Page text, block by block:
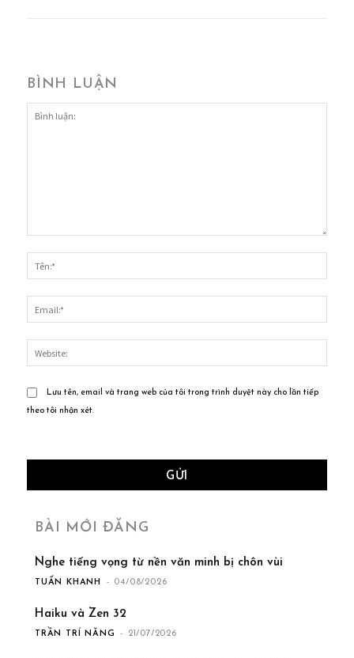
BÌNH LUẬN
luận:
Lưu tên, email và trang web của tôi trong trình duyệt này cho lần tiếp
theo tôi nhận xét.
BÀI MỚI ĐĂNG
Nghe tiếng vọng từ nền văn minh bị chôn vùi
TUẤN KHANH - 04/08/2026
Haiku và Zen 32
TRẦN TRÍ NĂNG - 21/07/2026